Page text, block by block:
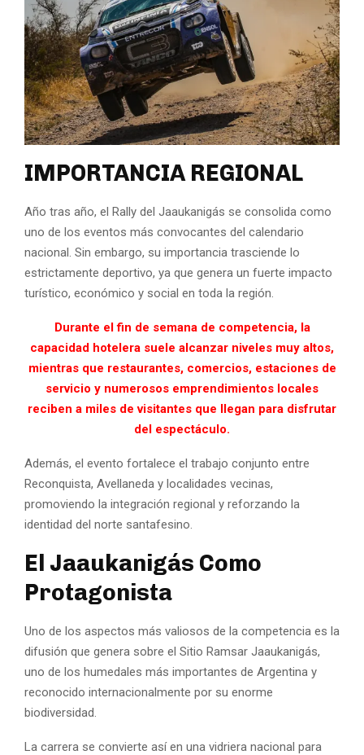
IMPORTANCIA REGIONAL
Año tras año, el Rally del Jaaukanigás se consolida como
uno de los eventos más convocantes del calendario
nacional. Sin embargo, su importancia trasciende lo
estrictamente deportivo, ya que genera un fuerte impacto
turístico, económico y social en toda la región.
Durante el fin de semana de competencia, la
capacidad hotelera suele alcanzar niveles muy altos,
mientras que restaurantes, comercios, estaciones de
servicio y numerosos emprendimientos locales
reciben a miles de visitantes que llegan para disfrutar
del espectáculo.
Además, el evento fortalece el trabajo conjunto entre
Reconquista, Avellaneda y localidades vecinas,
promoviendo la integración regional y reforzando la
identidad del norte santafesino.
El Jaaukanigás Como
Protagonista
Uno de los aspectos más valiosos de la competencia es la
difusión que genera sobre el Sitio Ramsar Jaaukanigás,
uno de los humedales más importantes de Argentina y
reconocido internacionalmente por su enorme
biodiversidad.
La carrera se convierte así en una vidriera nacional para